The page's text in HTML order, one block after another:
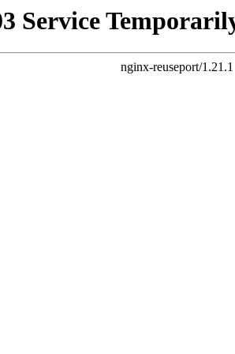
Service
nginx-reuseport/1.21.1